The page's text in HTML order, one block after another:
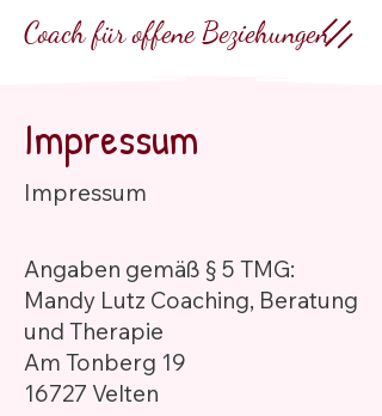
Coach für offene Beziehungen
Impressum
Impressum
Angaben gemäß § 5 TMG:
Mandy Lutz Coaching, Beratung
und Therapie
Am Tonberg 19
16727 Velten